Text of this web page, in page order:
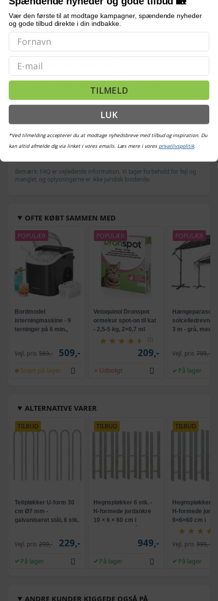
SAMLING
Ikke nødvendig
OFTE STILLEDE SPØRGSMÅL
Hvad er dimensionerne på hver jordpløk?
Hvilket materiale er de lavet af?
Er der forborede huller til skruer/bolte?
Bemærk: FAQ er vejledende information. Vi tager forbehold for fejl og
mangler, og oplysningerne er ikke juridisk bindende.
OFTE KØBT SAMMEN MED
POPULÆR
Bordmodel
isterningmaskine - 9
terninger på 6 min.,
Vejl. pris 569,- 509,-
Snart på lager
POPULÆR
Vetoquinol Dronspot
ormekur spot-on til kat
- 2,5-5 kg, 2×0,7 ml
(2)
209,-
Udsolgt
POPULÆR
Hængeparasols
solcelledrevne
3 m - grå, med
Vejl. pris 709,-
På lager
ALTERNATIVE VARER
TILBUD
Teltpløkker U-form 30
cm Ø7 mm -
galvaniseret stål, 6 stk.
Vejl. pris 299,- 229,-
På lager
TILBUD
Hegnspløkker 6 stk. -
H-formede jordankre
10 × 6 × 60 cm i
galvaniseret stål,
949,-
På lager
TILBUD
Hegnspløkker 6
H-formede
9×6×60 cm i
galvaniseret
Vejl. pris 999,-
På lager
ANDRE KUNDER KIGGEDE OGSÅ PÅ
Vær den første til at modtage kampagner, spændende nyheder
og gode tilbud direkte i din indbakke.
Email
TILMELD
LUK
*Ved tilmelding accepterer du at modtage nyhedsbreve med tilbud og inspiration. Du
kan altid afmelde dig via linket i vores emails. Læs mere i vores privatlivspolitik.